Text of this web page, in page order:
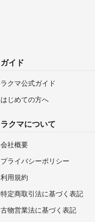
ガイド
ラクマ公式ガイド
はじめての方へ
ラクマについて
会社概要
プライバシーポリシー
利用規約
特定商取引法に基づく表記
古物営業法に基づく表記